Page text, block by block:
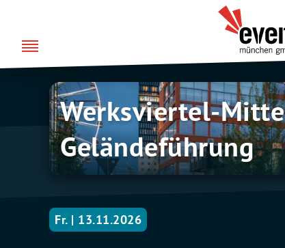
springen
Werksviertel-
Mitte
Geländeführung
Werksviertel-Mitte
Geländeführung
Fr. | 13.11.2026